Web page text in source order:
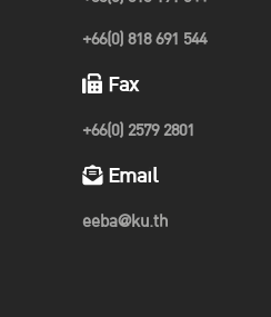
+66(0) 818 691 544
Fax
+66(0) 2579 2801
Email
eeba@ku.th